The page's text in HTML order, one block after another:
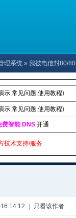
理系统 » 我被电信封80/
示,常见问题,使用教程)
示,常见问题,使用教程)
智能 DNS 开通
技术支持/服务
14:12 只看该作者